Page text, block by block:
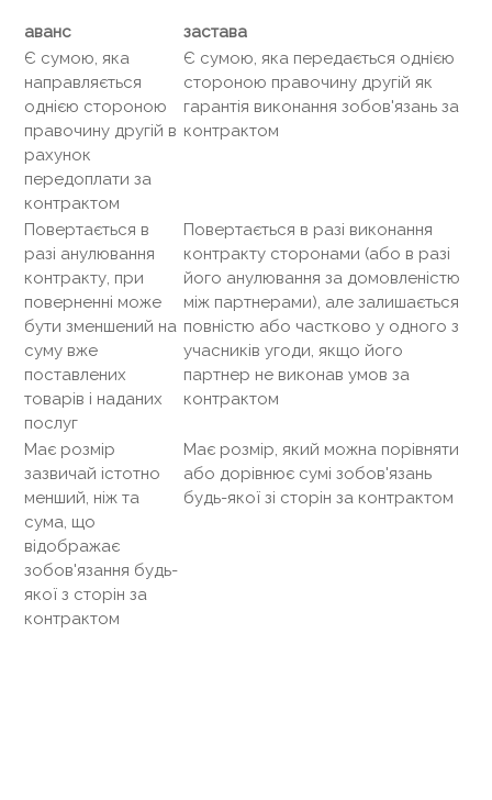
аванс
застава
Є сумою, яка
направляється
однією стороною
правочину другій в
рахунок
передоплати за
контрактом
Є сумою, яка передається однією
стороною правочину другій як
гарантія виконання зобов'язань за
контрактом
Повертається в
разі анулювання
контракту, при
поверненні може
бути зменшений на
суму вже
поставлених
товарів і наданих
послуг
Повертається в разі виконання
контракту сторонами (або в разі
його анулювання за домовленістю
між партнерами), але залишається
повністю або частково у одного з
учасників угоди, якщо його
партнер не виконав умов за
контрактом
Має розмір
зазвичай істотно
менший, ніж та
сума, що
відображає
зобов'язання будь-
якої з сторін за
контрактом
Має розмір, який можна порівняти
або дорівнює сумі зобов'язань
будь-якої зі сторін за контрактом